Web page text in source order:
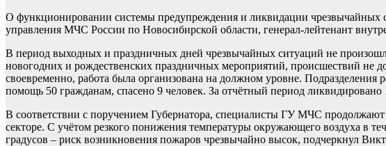
О функционировании системы предупреждения и ликвидации чрезвычайных
управления МЧС России по Новосибирской области, генерал-лейтенант
В период выходных и праздничных дней чрезвычайных ситуаций не
новогодних и рождественских праздничных мероприятий, происшествий не
своевременно, работа была организована на должном уровне. Подразделения
помощь 50 гражданам, спасено 9 человек. За отчётный период ликвидировано
В соответствии с поручением Губернатора, специалисты ГУ МЧС
секторе. С учётом резкого понижения температуры окружающего воздуха в
градусов – риск возникновения пожаров чрезвычайно высок, подчеркнул